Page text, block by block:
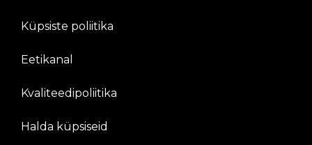
Küpsiste poliitika
Eetikanal
Kvaliteedipoliitika
Halda küpsiseid